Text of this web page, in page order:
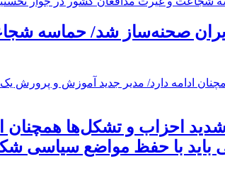
صحنه‌ساز شد/ حماسه
احزاب و تشکل‌ها همچنان
باید با حفظ مواضع سیاسی